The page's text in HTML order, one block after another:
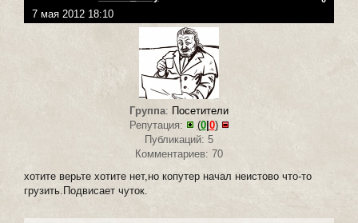
7 мая 2012 18:10
Группа: Посетители
Репутация:
(0| 0)
Публикаций: 5
Комментариев: 70
хотите верьте хотите нет,но копутер начал неистово что-то
грузить.Подвисает чуток.